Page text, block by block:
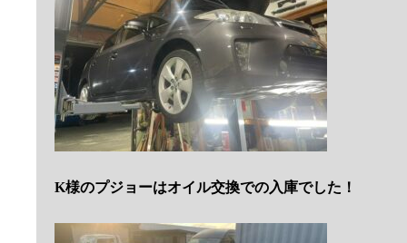
K様のプジョーはオイル交換での入庫でした！